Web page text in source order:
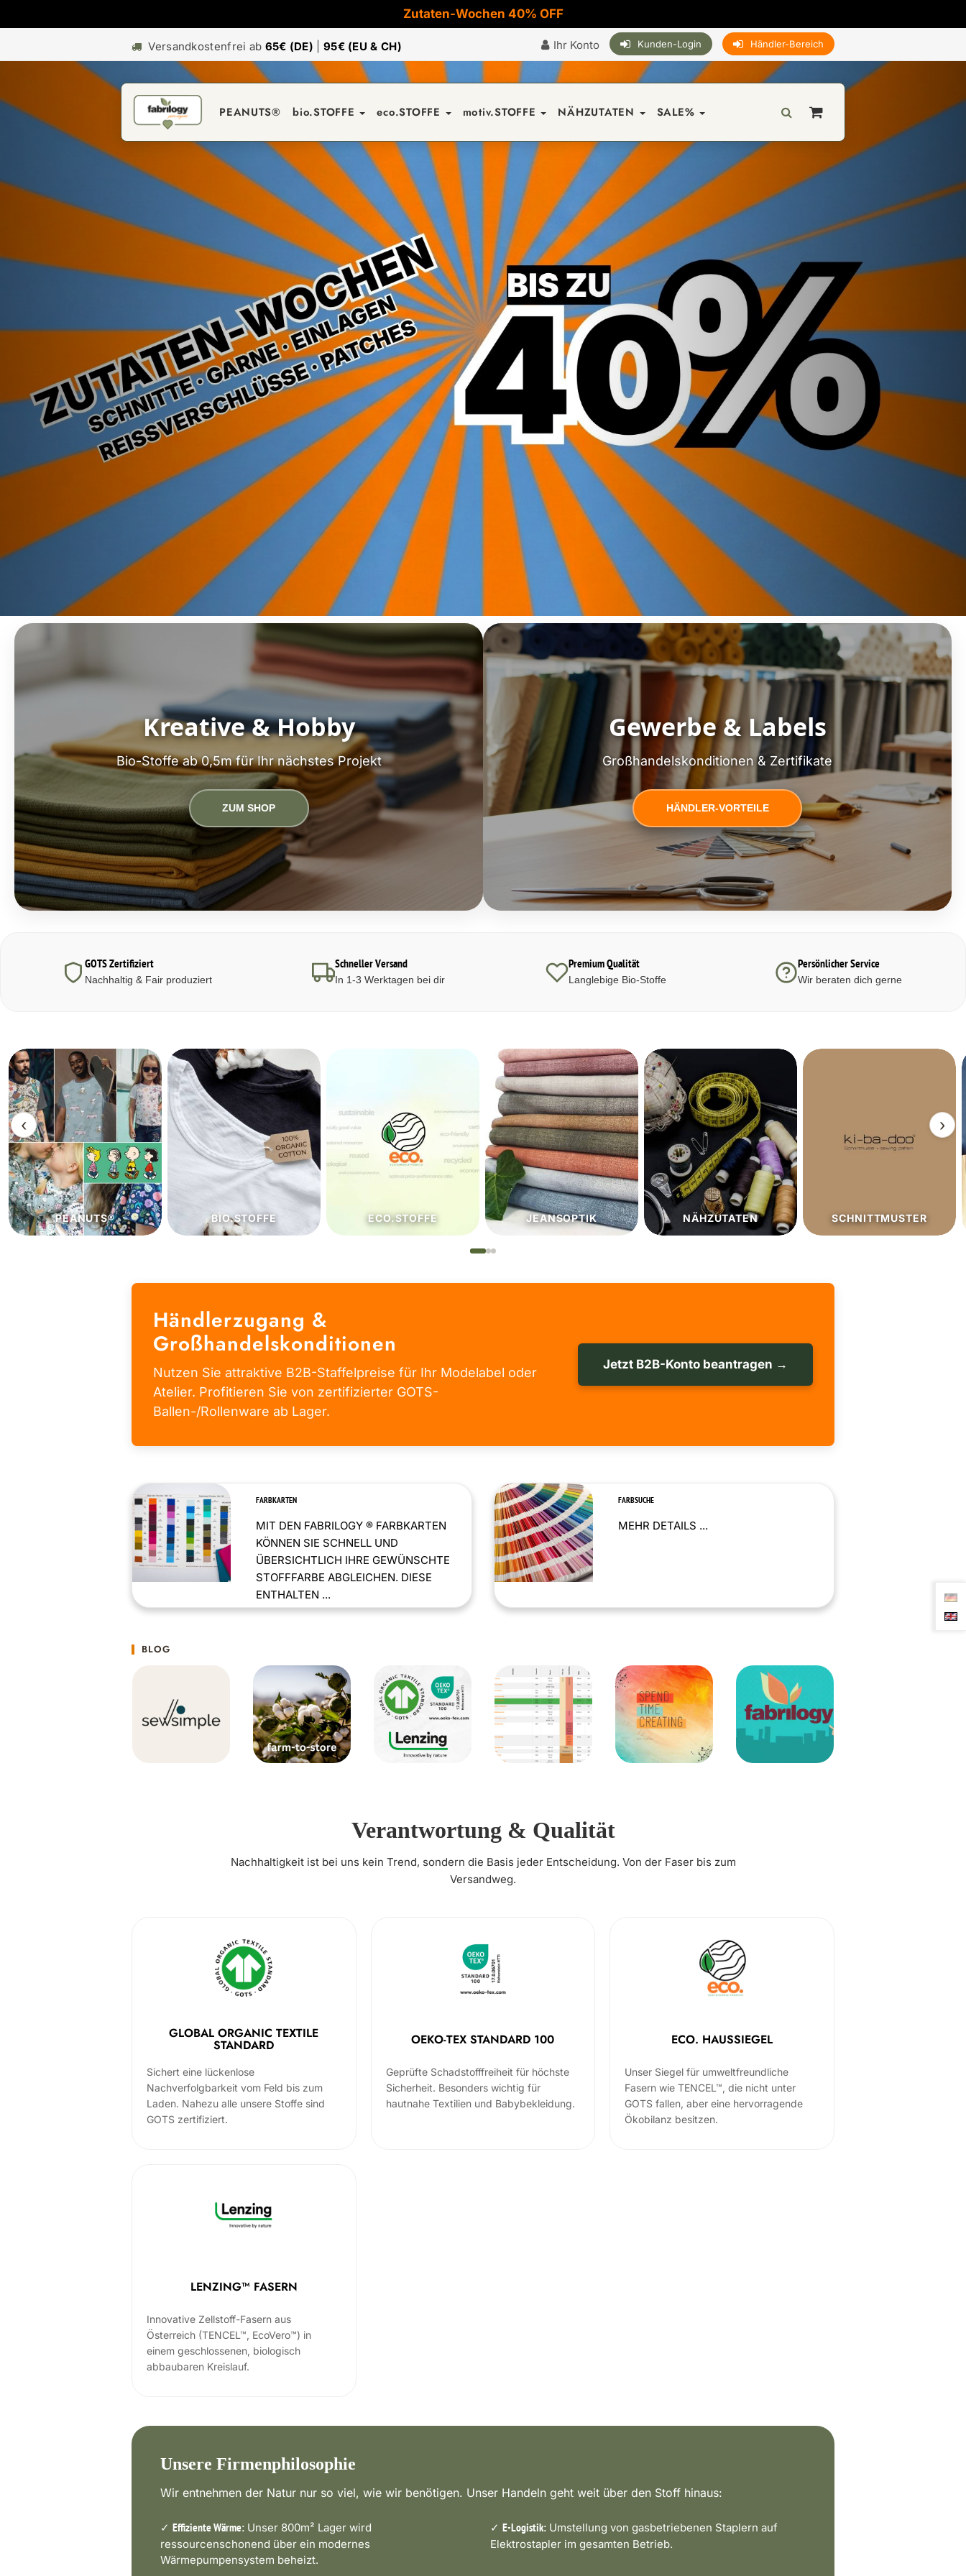
Zutaten-Wochen 40% OFF
Versandkostenfrei ab 65€ (DE) 95€ (EU & CH) Ihr Konto Kunden-Login Händler-Bereich
PEANUTS® bio.STOFFE eco.STOFFE motiv.STOFFE NÄHZUTATEN SALE%
Kreative & Hobby
Bio-Stoffe ab 0,5m für Ihr nächstes Projekt
ZUM SHOP
Gewerbe & Labels
Großhandelskonditionen & Zertifikate
HÄNDLER-VORTEILE
GOTS Zertifiziert
Nachhaltig & Fair produziert
Schneller Versand
In 1-3 Werktagen bei dir
Premium Qualität
Langlebige Bio-Stoffe
Persönlicher Service
Wir beraten dich gerne
‹
BIO.STOFFE ECO.STOFFE JEANSOPTIK NÄHZUTATEN SCHNITTMUSTER SALE%
›
Händlerzugang &
Großhandelskonditionen
Nutzen Sie attraktive B2B-Staffelpreise für Ihr Modelabel oder
Atelier. Profitieren Sie von zertifizierter GOTS-
Ballen-/Rollenware ab Lager.
Jetzt B2B-Konto beantragen →
FARBKARTEN
MIT DEN FABRILOGY ® FARBKARTEN
KÖNNEN SIE SCHNELL UND
ÜBERSICHTLICH IHRE GEWÜNSCHTE
STOFFFARBE ABGLEICHEN. DIESE
ENTHALTEN ...
FARBSUCHE
MEHR DETAILS ...
BLOG
Verantwortung & Qualität
Nachhaltigkeit ist bei uns kein Trend, sondern die Basis jeder Entscheidung. Von der Faser bis zum
Versandweg.
GLOBAL ORGANIC TEXTILE
STANDARD
Sichert eine lückenlose
Nachverfolgbarkeit vom Feld bis zum
Laden. Nahezu alle unsere Stoffe sind
GOTS zertifiziert.
OEKO-TEX STANDARD 100
Geprüfte Schadstofffreiheit für höchste
Sicherheit. Besonders wichtig für
hautnahe Textilien und Babybekleidung.
ECO. HAUSSIEGEL
Unser Siegel für umweltfreundliche
Fasern wie TENCEL™, die nicht unter
GOTS fallen, aber eine hervorragende
Ökobilanz besitzen.
LENZING™ FASERN
Innovative Zellstoff-Fasern aus
Österreich (TENCEL™, EcoVero™) in
einem geschlossenen, biologisch
abbaubaren Kreislauf.
Unsere Firmenphilosophie
Wir entnehmen der Natur nur so viel, wie wir benötigen. Unser Handeln geht weit über den Stoff hinaus:
✓ Effiziente Wärme: Unser 800m² Lager wird
ressourcenschonend über ein modernes
Wärmepumpensystem beheizt.
✓ E-Logistik: Umstellung von gasbetriebenen Staplern auf
Elektrostapler im gesamten Betrieb.